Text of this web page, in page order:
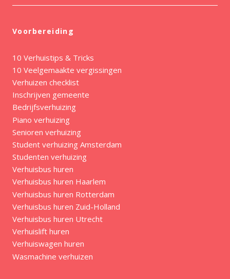
Voorbereiding
10 Verhuistips & Tricks
10 Veelgemaakte vergissingen
Verhuizen checklist
Inschrijven gemeente
Bedrijfsverhuizing
Piano verhuizing
Senioren verhuizing
Student verhuizing Amsterdam
Studenten verhuizing
Verhuisbus huren
Verhuisbus huren Haarlem
Verhuisbus huren Rotterdam
Verhuisbus huren Zuid-Holland
Verhuisbus huren Utrecht
Verhuislift huren
Verhuiswagen huren
Wasmachine verhuizen